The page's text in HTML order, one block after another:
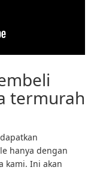
termurah
hanya dengan
kami. Ini akan